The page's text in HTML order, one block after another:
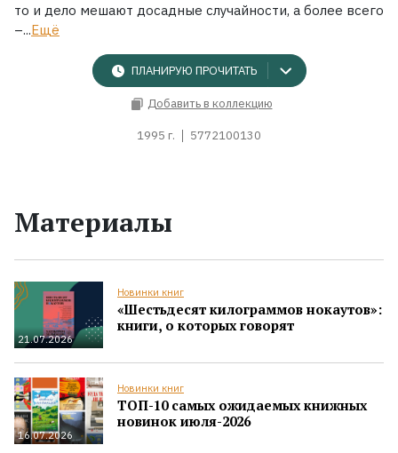
то и дело мешают досадные случайности, а более всего
–...Ещё
ПЛАНИРУЮ ПРОЧИТАТЬ
Добавить в коллекцию
1995 г. 5772100130
Материалы
21.07.2026
Новинки книг
«Шестьдесят килограммов нокаутов»:
книги, о которых говорят
16.07.2026
Новинки книг
ТОП-10 самых ожидаемых книжных
новинок июля-2026